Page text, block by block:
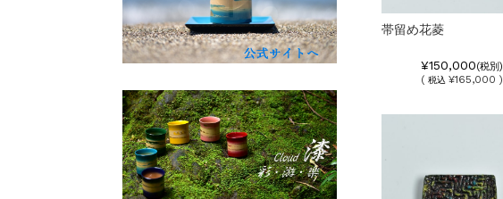
帯留め花菱
¥150,000(税別)
(税込 ¥165,000 )